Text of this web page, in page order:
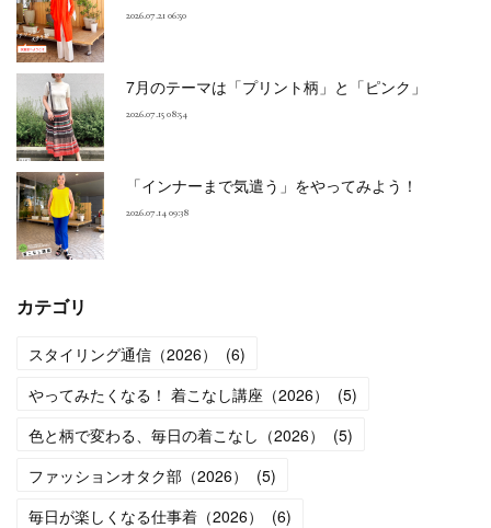
2026.07.21 06:50
7月のテーマは「プリント柄」と「ピンク」
2026.07.15 08:54
「インナーまで気遣う」をやってみよう！
2026.07.14 09:38
カテゴリ
スタイリング通信（2026） (6)
やってみたくなる！ 着こなし講座（2026）
(5)
色と柄で変わる、毎日の着こなし（2026）
(5)
ファッションオタク部（2026）
(5)
毎日が楽しくなる仕事着（2026）
(6)